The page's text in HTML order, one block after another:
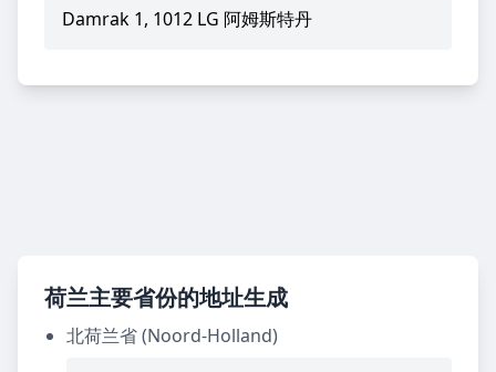
Damrak 1, 1012 LG 阿姆斯特丹
荷兰主要省份的地址生成
北荷兰省 (Noord-Holland)